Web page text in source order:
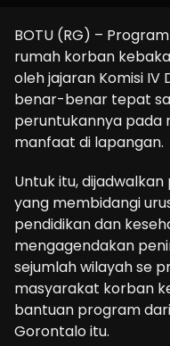
BOTU (RG) –
rumah korban
oleh jajaran Komisi
benar-benar tepat
peruntukannya pada
manfaat di lapangan.
Untuk itu,
yang membidangi
pendidikan dan
mengagendakan
sejumlah wilayah se
masyarakat korban
bantuan program
Gorontalo itu.